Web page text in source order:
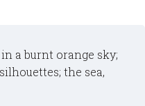
a burnt orange sky;
the sea,